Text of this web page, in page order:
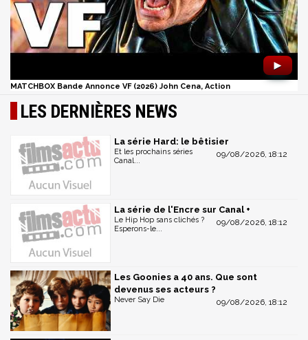
►
MATCHBOX Bande Annonce VF (2026) John Cena, Action
LES DERNIÈRES NEWS
La série Hard: le bêtisier
09/08/2026, 18:12
Et les prochains séries
Canal...
La série de l'Encre sur Canal +
09/08/2026, 18:12
Le Hip Hop sans clichés ?
Esperons-le...
Les Goonies a 40 ans. Que sont
devenus ses acteurs ?
09/08/2026, 18:12
Never Say Die